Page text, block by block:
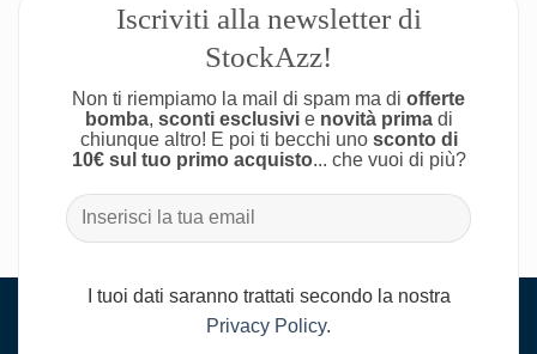
Iscriviti alla newsletter di
StockAzz!
Non ti riempiamo la mail di spam ma di offerte
bomba, sconti esclusivie novità primadi
chiunque altro! E poi ti becchi uno sconto di
10€ sul tuo primo acquisto... che vuoi di più?
I tuoi dati saranno trattati secondo la nostra
Privacy Policy.